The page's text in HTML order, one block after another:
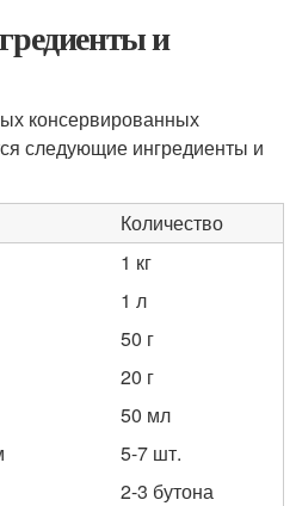
и
консервированных
следующие ингредиенты и
Количество
1 кг
1 л
50 г
20 г
50 мл
5-7 шт.
2-3 бутона